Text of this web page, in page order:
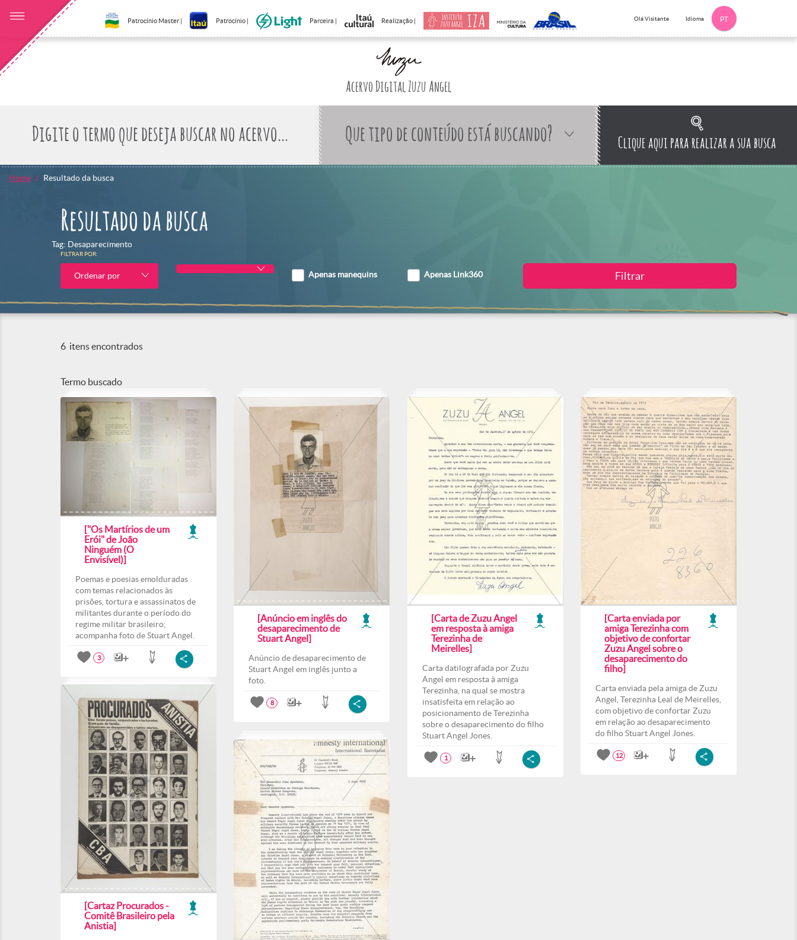
Patrocínio Master | Patrocínio | Parceira | Realização | Olá Visitante Idioma PT
Acervo Digital Zuzu Angel
Que tipo de conteúdo está buscando? Clique aqui para realizar a sua busca
Home Resultado da busca
Resultado da busca
Tag: Desaparecimento
FILTRAR POR:
Ordenar por Apenas manequins Apenas Link360
6 itens encontrados
Termo buscado
["Os Martírios de um
Erói" de João
Ninguém (O
Envisível)]
Poemas e poesias emolduradas
com temas relacionados às
prisões, tortura e assassinatos de
militantes durante o período do
regime militar brasileiro;
acompanha foto de Stuart Angel.
3
[Anúncio em inglês do
desaparecimento de
Stuart Angel]
Anúncio de desaparecimento de
Stuart Angel em inglês junto a
foto.
8
[Carta de Zuzu Angel
em resposta à amiga
Terezinha de
Meirelles]
Carta datilografada por Zuzu
Angel em resposta à amiga
Terezinha, na qual se mostra
insatisfeita em relação ao
posicionamento de Terezinha
sobre o desaparecimento do filho
Stuart Angel Jones.
1
[Carta enviada por
amiga Terezinha com
objetivo de confortar
Zuzu Angel sobre o
desaparecimento do
filho]
Carta enviada pela amiga de Zuzu
Angel, Terezinha Leal de Meirelles,
com objetivo de confortar Zuzu
em relação ao desaparecimento
do filho Stuart Angel Jones.
12
[Cartaz Procurados -
Comitê Brasileiro pela
Anistia]